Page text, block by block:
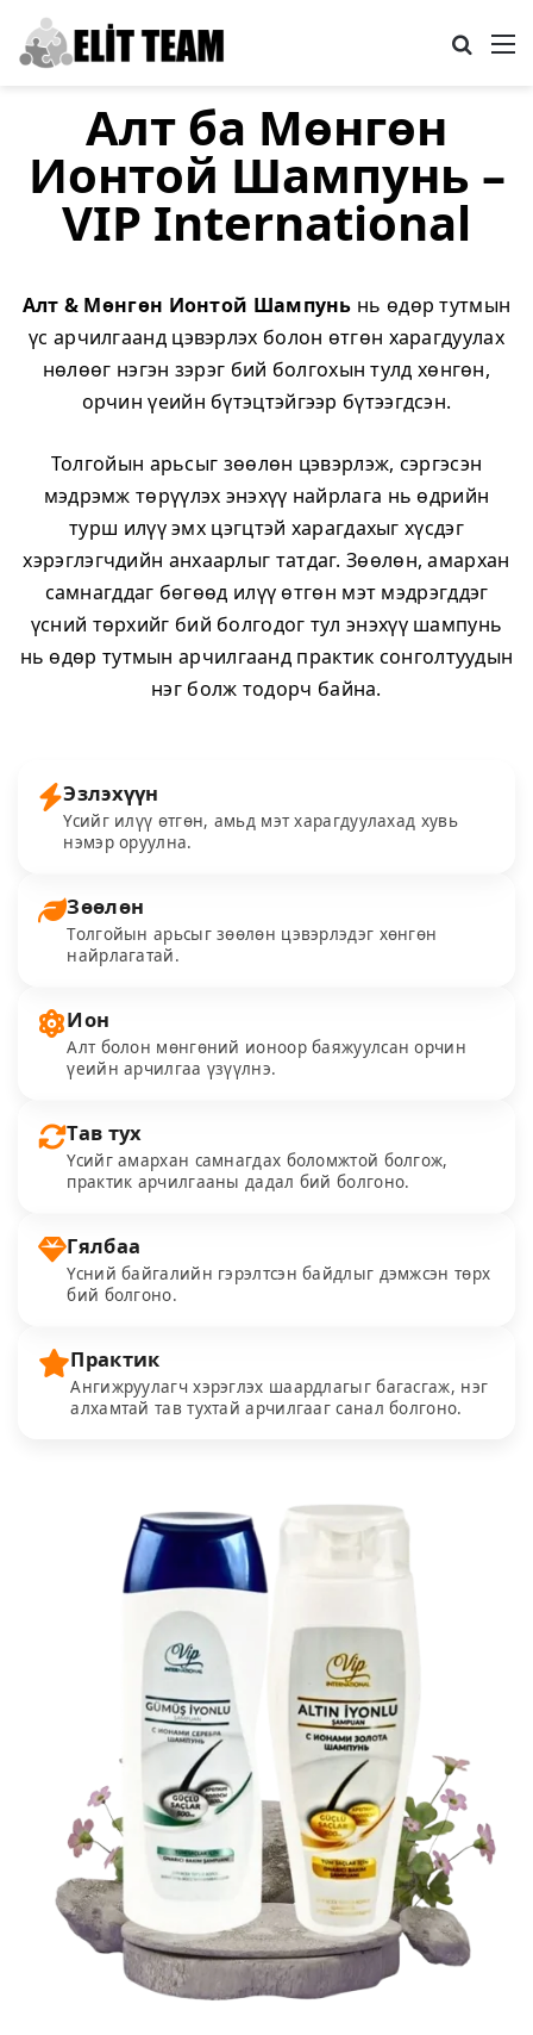
Алт ба Мөнгөн
Ионтой Шампунь –
VIP International
Алт & Мөнгөн Ионтой Шампунь нь өдөр тутмын
үс арчилгаанд цэвэрлэх болон өтгөн харагдуулах
нөлөөг нэгэн зэрэг бий болгохын тулд хөнгөн,
орчин үеийн бүтэцтэйгээр бүтээгдсэн.
Толгойын арьсыг зөөлөн цэвэрлэж, сэргэсэн
мэдрэмж төрүүлэх энэхүү найрлага нь өдрийн
турш илүү эмх цэгцтэй харагдахыг хүсдэг
хэрэглэгчдийн анхаарлыг татдаг. Зөөлөн, амархан
самнагддаг бөгөөд илүү өтгөн мэт мэдрэгддэг
үсний төрхийг бий болгодог тул энэхүү шампунь
нь өдөр тутмын арчилгаанд практик сонголтуудын
нэг болж тодорч байна.
Эзлэхүүн
Үсийг илүү өтгөн, амьд мэт харагдуулахад хувь
нэмэр оруулна.
Зөөлөн
Толгойын арьсыг зөөлөн цэвэрлэдэг хөнгөн
найрлагатай.
Ион
Алт болон мөнгөний ионоор баяжуулсан орчин
үеийн арчилгаа үзүүлнэ.
Тав тух
Үсийг амархан самнагдах боломжтой болгож,
практик арчилгааны дадал бий болгоно.
Гялбаа
Үсний байгалийн гэрэлтсэн байдлыг дэмжсэн төрх
бий болгоно.
Практик
Ангижруулагч хэрэглэх шаардлагыг багасгаж, нэг
алхамтай тав тухтай арчилгааг санал болгоно.